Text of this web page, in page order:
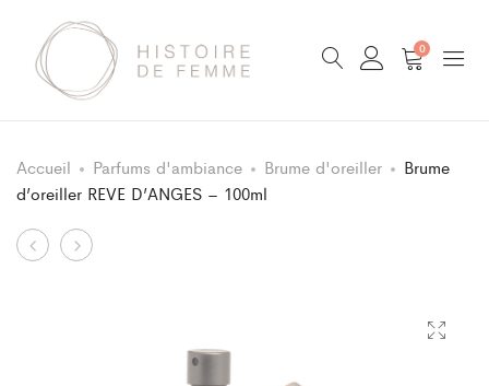
0
Accueil Parfums d'ambiance Brume d'oreiller
Brume
d’oreiller REVE D’ANGES – 100ml
Product
Recharge
Parfum